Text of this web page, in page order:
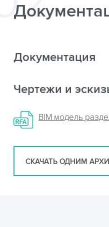
Документация
Чертежи и
BIM модель
СКАЧАТЬ ОДНИМ